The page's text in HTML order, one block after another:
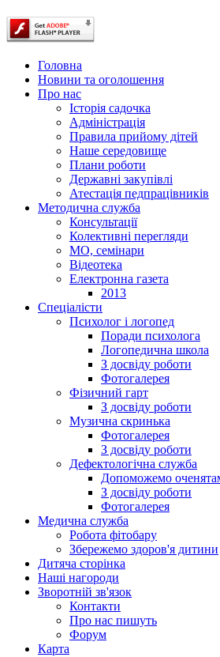
Головна
Новини та оголошення
Про нас
Історія садочка
Адміністрація
Правила прийому дітей
Наше середовище
Плани роботи
Державні закупівлі
Атестація педпрацівників
Методична служба
Консультації
Колективні перегляди
МО, семінари
Відеотека
Електронна газета
2013
Спеціалісти
Психолог і логопед
Поради психолога
Логопедична школа
З досвіду роботи
Фотогалерея
Фізичний гарт
З досвіду роботи
Музична скринька
Фотогалерея
З досвіду роботи
Дефектологічна служба
Допоможемо
З досвіду роботи
Фотогалерея
Медична служба
Робота фітобару
Збережемо здоров'я дитини
Дитяча сторінка
Наші нагороди
Зворотній зв'язок
Контакти
Про нас пишуть
Форум
Карта